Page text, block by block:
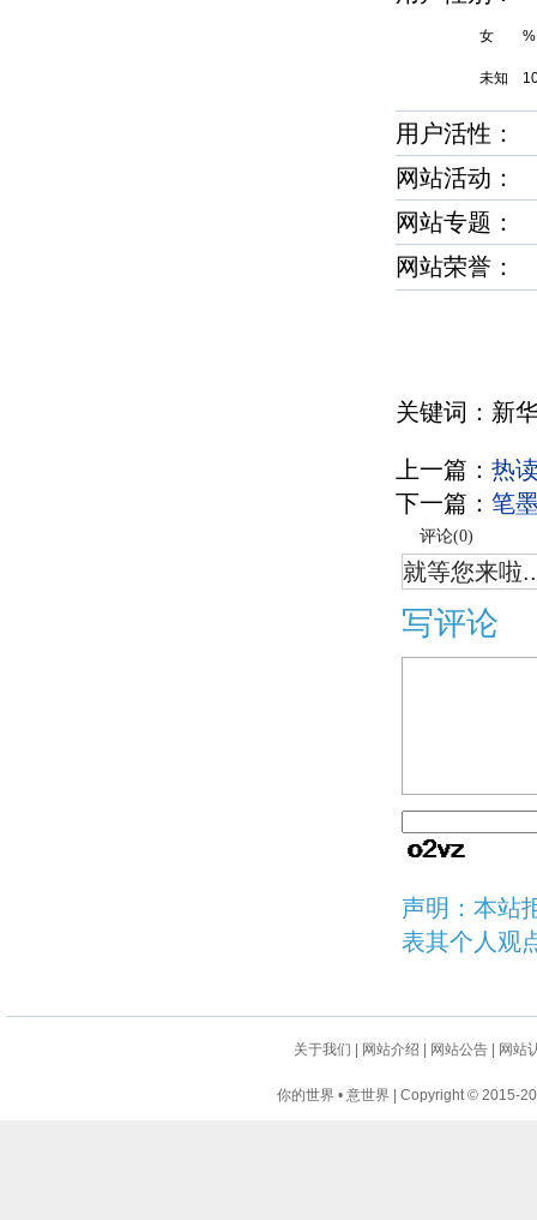
女 %
未知
用户活性：
网站活动：
网站专题：
网站荣誉
关键词：新
上一篇： 热
下一篇： 笔
评论(0)
就等您来啦
写评论
声明：本站
表其个人观
关于我们 网站介绍 网站公告 网站
你的世界 • 意世界 | Copyright © 2015-